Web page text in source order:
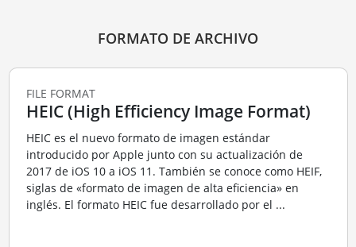
FORMATO DE ARCHIVO
FILE FORMAT
HEIC (High Efficiency Image Format)
HEIC es el nuevo formato de imagen estándar
introducido por Apple junto con su actualización de
2017 de iOS 10 a iOS 11. También se conoce como HEIF,
siglas de «formato de imagen de alta eficiencia» en
inglés. El formato HEIC fue desarrollado por el ...